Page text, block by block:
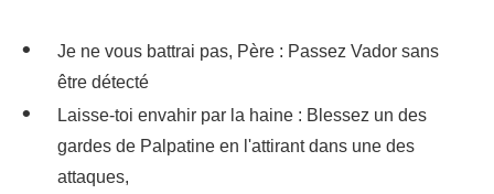
Je ne vous battrai pas, Père : Passez Vador sans
être détecté
Laisse-toi envahir par la haine : Blessez un des
gardes de Palpatine en l'attirant dans une des
attaques,